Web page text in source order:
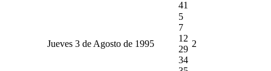
41
Jueves 3 de Agosto de 1995
5
7
12
29
34
2